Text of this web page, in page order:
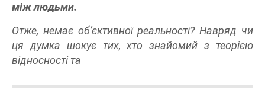
між людьми.
Отже, немає об’єктивної реальності? Навряд чи
ця думка шокує тих, хто знайомий з теорією
відносності та